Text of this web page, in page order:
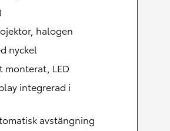
halogen
nyckel
monterat, LED
integrerad i
avstängning